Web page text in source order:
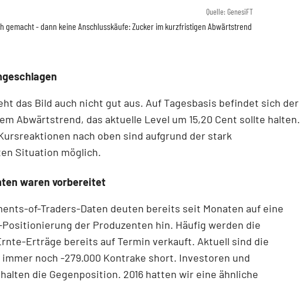
Quelle: GenesiFT
gemacht - dann keine Anschlusskäufe: Zucker im kurzfristigen Abwärtstrend
das Bild auch nicht gut aus. Auf Tagesbasis befindet sich der
Abwärtstrend, das aktuelle Level um 15,20 Cent sollte halten.
nach oben sind aufgrund der stark
Situation möglich.
waren vorbereitet
of-Traders-Daten deuten bereits seit Monaten auf eine
der Produzenten hin. Häufig werden die
Erträge bereits auf Termin verkauft. Aktuell sind die
noch -279.000 Kontrake short. Investoren und
die Gegenposition. 2016 hatten wir eine ähnliche